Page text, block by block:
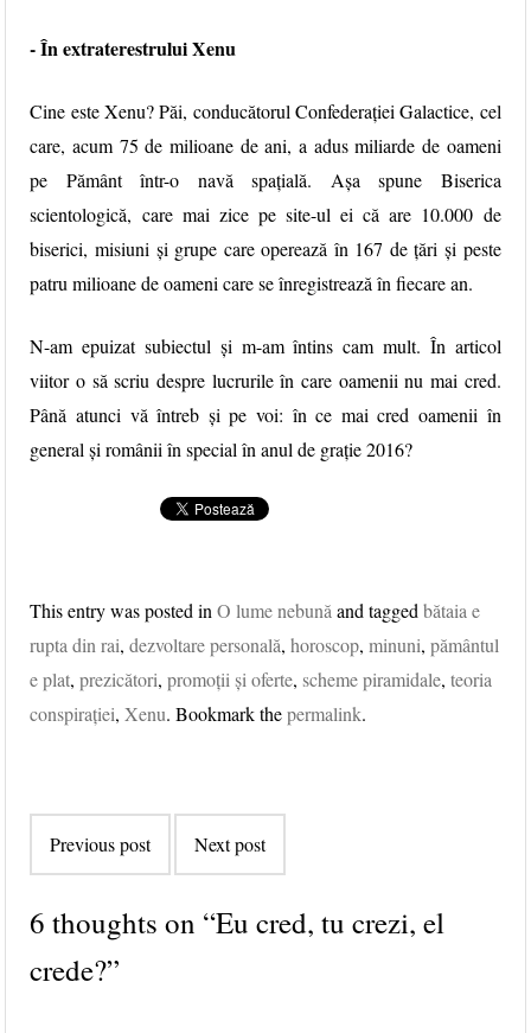
- În extraterestrului Xenu
Cine este Xenu? Păi, conducătorul Confederaţiei Galactice, cel
care, acum 75 de milioane de ani, a adus miliarde de oameni
pe Pământ într-o navă spaţială. Așa spune Biserica
scientologică, care mai zice pe site-ul ei că are 10.000 de
biserici, misiuni şi grupe care operează în 167 de ţări și peste
patru milioane de oameni care se înregistrează în fiecare an.
N-am epuizat subiectul și m-am întins cam mult. În articol
viitor o să scriu despre lucrurile în care oamenii nu mai cred.
Până atunci vă întreb și pe voi: în ce mai cred oamenii în
general și românii în special în anul de grație 2016?
This entry was posted inO lume nebună and taggedbătaia e
rupta din rai,dezvoltare personală,horoscop,minuni,pământul
e plat,prezicători,promoții și oferte,scheme piramidale,teoria
conspirației,Xenu. Bookmark thepermalink.
Post navigation
Previous post Next post
6 thoughts on “Eu cred, tu crezi, el
crede?”